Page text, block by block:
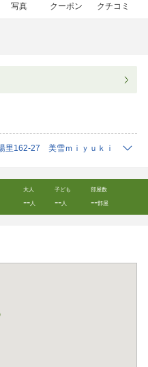
写真 クーポン クチコミ
里162-27 美雪ｍｉｙｕｋｉ
大人
--人
子ども
--人
部屋数
--部屋